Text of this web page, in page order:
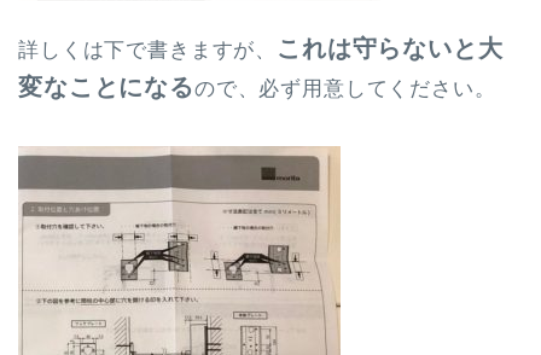
詳しくは下で書きますが、
これは守らないと大
変なことになるので、必ず用意してください。